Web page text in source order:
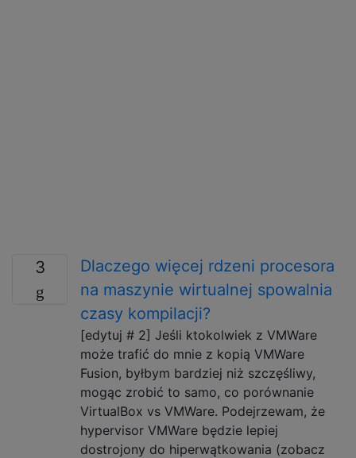
3
Dlaczego więcej rdzeni procesora
na maszynie wirtualnej spowalnia
czasy kompilacji?
[edytuj # 2] Jeśli ktokolwiek z VMWare
może trafić do mnie z kopią VMWare
Fusion, byłbym bardziej niż szczęśliwy,
mogąc zrobić to samo, co porównanie
VirtualBox vs VMWare. Podejrzewam, że
hypervisor VMWare będzie lepiej
dostrojony do hiperwątkowania (zobacz